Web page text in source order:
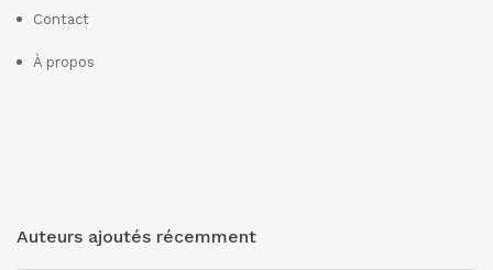
Contact
À propos
Auteurs ajoutés récemment